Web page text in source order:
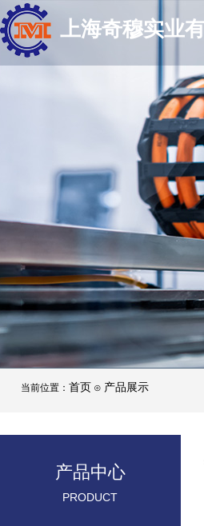
上海奇穆实业
产品中心
PRODUCT
当前位置： 首页 ⊙ 产品展示